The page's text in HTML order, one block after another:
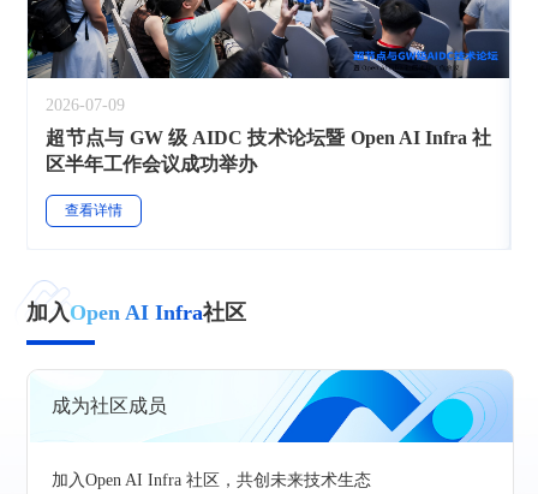
2026-07-09
超节点与 GW 级 AIDC 技术论坛暨 Open AI Infra 社
区半年工作会议成功举办
查看详情
加入Open AI Infra社区
成为社区成员
加入Open AI Infra 社区，共创未来技术生态